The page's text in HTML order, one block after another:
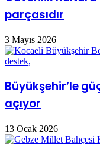
parçasıdır
3 Mayıs 2026
Büyükşehir’le
açıyor
13 Ocak 2026